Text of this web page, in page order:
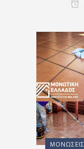
ΜΟΝΏΣΕΙΣ